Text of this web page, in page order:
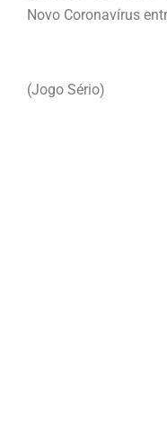
Novo Coronavírus
(Jogo Sério)